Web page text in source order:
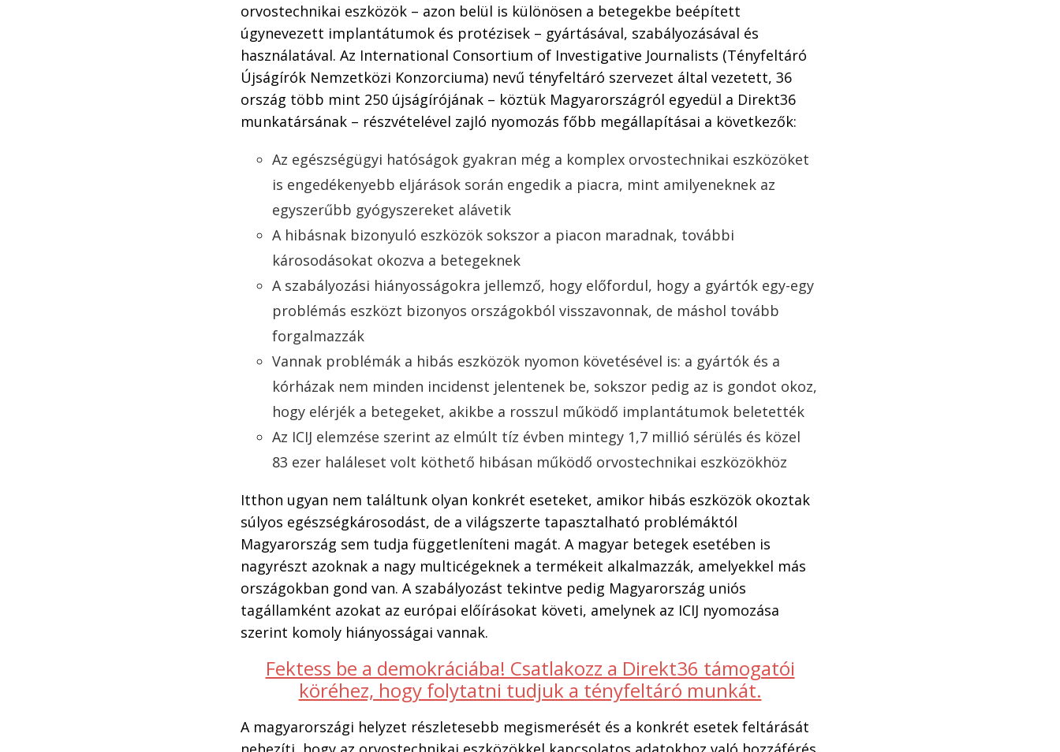
orvostechnikai eszközök – azon belül is különösen a betegekbe beépített
úgynevezett implantátumok és protézisek – gyártásával, szabályozásával és
használatával. Az International Consortium of Investigative Journalists (Tényfeltáró
Újságírók Nemzetközi Konzorciuma) nevű tényfeltáró szervezet által vezetett, 36
ország több mint 250 újságírójának – köztük Magyarországról egyedül a Direkt36
munkatársának – részvételével zajló nyomozás főbb megállapításai a következők:
Az egészségügyi hatóságok gyakran még a komplex orvostechnikai eszközöket
is engedékenyebb eljárások során engedik a piacra, mint amilyeneknek az
egyszerűbb gyógyszereket alávetik
A hibásnak bizonyuló eszközök sokszor a piacon maradnak, további
károsodásokat okozva a betegeknek
A szabályozási hiányosságokra jellemző, hogy előfordul, hogy a gyártók egy-egy
problémás eszközt bizonyos országokból visszavonnak, de máshol tovább
forgalmazzák
Vannak problémák a hibás eszközök nyomon követésével is: a gyártók és a
kórházak nem minden incidenst jelentenek be, sokszor pedig az is gondot okoz,
hogy elérjék a betegeket, akikbe a rosszul működő implantátumok beletették
Az ICIJ elemzése szerint az elmúlt tíz évben mintegy 1,7 millió sérülés és közel
83 ezer haláleset volt köthető hibásan működő orvostechnikai eszközökhöz
Itthon ugyan nem találtunk olyan konkrét eseteket, amikor hibás eszközök okoztak
súlyos egészségkárosodást, de a világszerte tapasztalható problémáktól
Magyarország sem tudja függetleníteni magát. A magyar betegek esetében is
nagyrészt azoknak a nagy multicégeknek a termékeit alkalmazzák, amelyekkel más
országokban gond van. A szabályozást tekintve pedig Magyarország uniós
tagállamként azokat az európai előírásokat követi, amelynek az ICIJ nyomozása
szerint komoly hiányosságai vannak.
Fektess be a demokráciába! Csatlakozz a Direkt36 támogatói
köréhez, hogy folytatni tudjuk a tényfeltáró munkát.
A magyarországi helyzet részletesebb megismerését és a konkrét esetek feltárását